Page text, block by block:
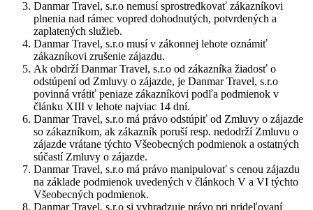
Danmar Travel, s.r.o nemusí sprostredkovať zákazníkovi
plnenia nad rámec vopred dohodnutých, potvrdených a
zaplatených služieb.
Danmar Travel, s.r.o musí v zákonnej lehote oznámiť
zákazníkovi zrušenie zájazdu.
Ak obdrží Danmar Travel, s.r.o od zákazníka žiadosť o
odstúpení od Zmluvy o zájazde, je Danmar Travel, s.r.o
povinná vrátiť peniaze zákazníkovi podľa podmienok v
článku XIII v lehote najviac 14 dní.
Danmar Travel, s.r.o má právo odstúpiť od Zmluvy o zájazde
so zákazníkom, ak zákazník poruší resp. nedodrží Zmluvu o
zájazde vrátane týchto Všeobecných podmienok a ostatných
súčastí Zmluvy o zájazde.
Danmar Travel, s.r.o má právo manipulovať s cenou zájazdu
na základe podmienok uvedených v článkoch V a VI týchto
Všeobecných podmienok.
Danmar Travel, s.r.o si vyhradzuje právo pri prideľovaní